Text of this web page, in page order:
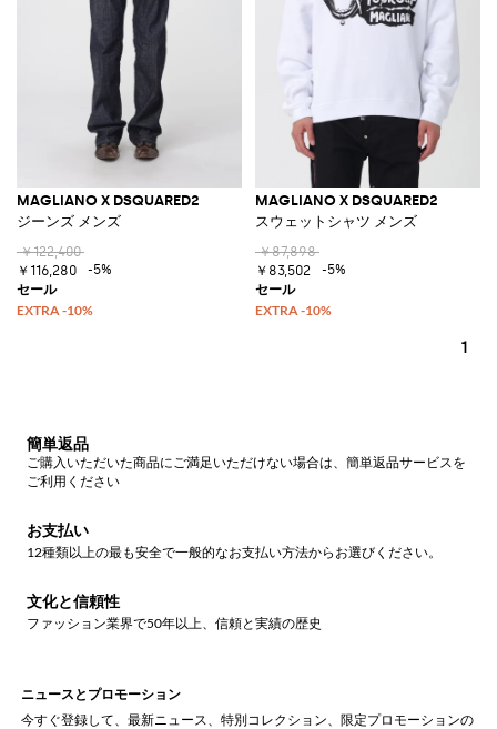
MAGLIANO X DSQUARED2
ジーンズ メンズ
￥122,400
￥116,280
-5%
MAGLIANO X DSQUARED2
スウェットシャツ メンズ
￥87,898
￥83,502
-5%
1
簡単返品
ご購入いただいた商品にご満足いただけない場合は、簡単返品サービスを
ご利用ください
お支払い
12種類以上の最も安全で一般的なお支払い方法からお選びください。
文化と信頼性
ファッション業界で50年以上、信頼と実績の歴史
ニュースとプロモーション
今すぐ登録して、最新ニュース、特別コレクション、限定プロモーションの